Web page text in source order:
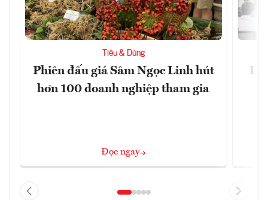
Tiêu & Dùng
Phiên đấu giá Sâm Ngọc Linh hút
hơn 100 doanh nghiệp tham gia
Đọc ngay